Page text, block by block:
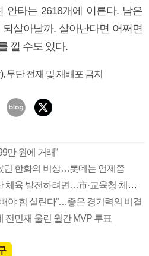
안타는 2618개에 이른다. 남은
살아날까. 살아난다면 어쩌면
낄 수도 있다.
무단 전재 및 재배포 금지
만 원에 거래”
던 한화의 비상…롯데는 언제쯤
[인사이드 아웃사이드] 부산 체육 발전하려면…市·교육청·체육회 발 맞춰야
야 힘 실린다”…좋은 경기력의 비결
전민재 울린 월간 MVP 투표